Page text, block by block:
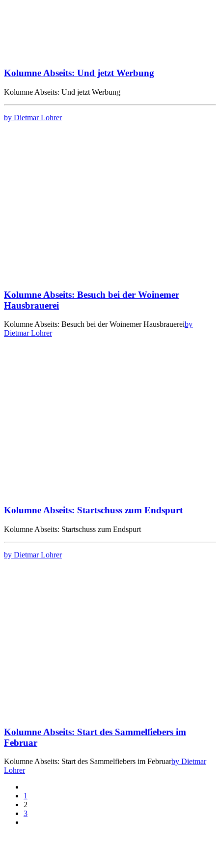
Kolumne Abseits: Und jetzt Werbung
Kolumne Abseits: Und jetzt Werbung
by Dietmar Lohrer
Kolumne Abseits: Besuch bei der Woinemer
Hausbrauerei
Kolumne Abseits: Besuch bei der Woinemer Hausbrauereiby
Dietmar Lohrer
Kolumne Abseits: Startschuss zum Endspurt
Kolumne Abseits: Startschuss zum Endspurt
by Dietmar Lohrer
Kolumne Abseits: Start des Sammelfiebers im
Februar
Kolumne Abseits: Start des Sammelfiebers im Februarby Dietmar
Lohrer
1
2
3